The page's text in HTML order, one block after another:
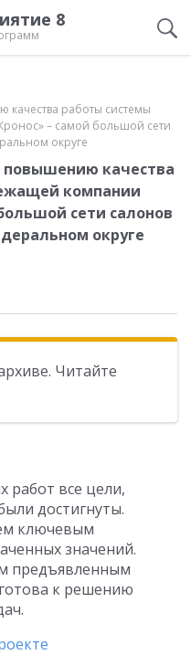
8
работы системы
– самой большой сети
округе
качества
компании
сети салонов
округе
Читайте
работ все цели,
достигнуты.
ключевым
значений.
предъявленным
к решению